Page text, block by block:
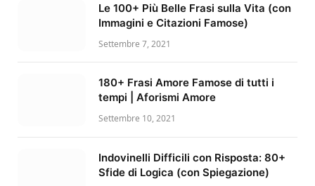
Le 100+ Più Belle Frasi sulla Vita (con
Immagini e Citazioni Famose)
Settembre 7, 2021
180+ Frasi Amore Famose di tutti i
tempi | Aforismi Amore
Settembre 10, 2021
Indovinelli Difficili con Risposta: 80+
Sfide di Logica (con Spiegazione)